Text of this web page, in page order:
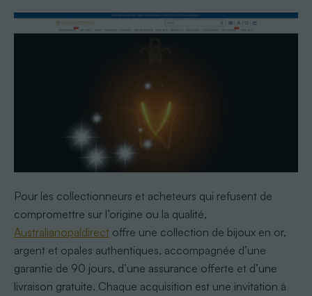
Pour les collectionneurs et acheteurs qui refusent de
compromettre sur l’origine ou la qualité,
Australianopaldirectoffre une collection de bijoux en or,
argent et opales authentiques, accompagnée d’une
garantie de 90 jours, d’une assurance offerte et d’une
livraison gratuite. Chaque acquisition est une invitation à